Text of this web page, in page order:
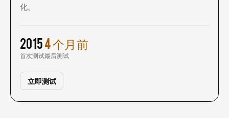
化。
2015
首次测试
4 个月前
最后测试
立即测试